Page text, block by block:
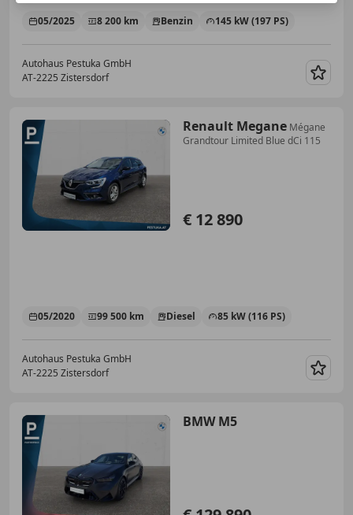
05/2025 8 200 km Benzin 145 kW (197 PS)
Autohaus Pestuka GmbH
AT-2225 Zistersdorf
Renault Megane Mégane
Grandtour Limited Blue dCi 115
€ 12 890
05/2020 99 500 km Diesel 85 kW (116 PS)
Autohaus Pestuka GmbH
AT-2225 Zistersdorf
BMW M5